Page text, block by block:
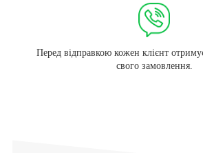
Перед відправкою кожен клієнт
свого замовлення.